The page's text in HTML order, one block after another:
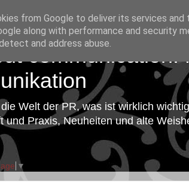
Welt der PR, was ist wirklich
und Praxis, Neuheiten und alte
▼
from Google to deliver its services
along with performance and security
and address abuse.